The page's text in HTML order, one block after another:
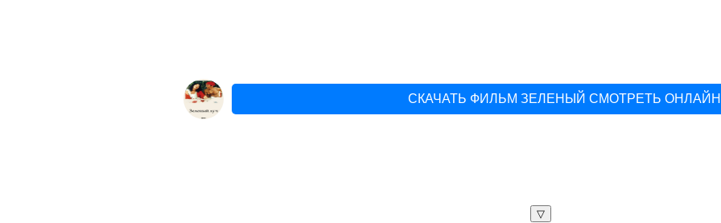
СКАЧАТЬ ФИЛЬМ ЗЕЛЕНЫЙ СМОТРЕТЬ ОНЛАЙН
▽